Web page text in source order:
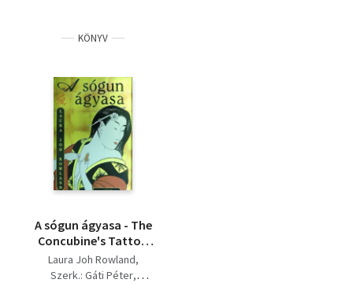
KÖNYV
A sógun ágyasa - The
Concubine's Tattoo
(Kollárik Péter
fordítása)
Laura Joh Rowland
Szerk.: Gáti Péter